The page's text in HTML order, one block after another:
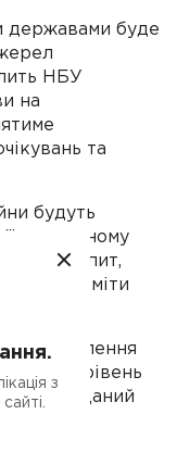
державами буде
НБУ
на
та
будуть
у поточному
попит,
ліміти
відновлення
а рівень
на даний
з